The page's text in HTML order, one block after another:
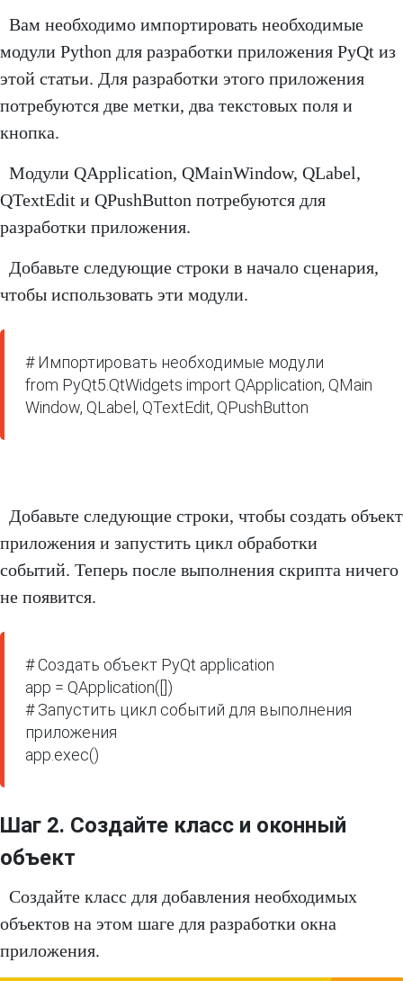
Вам необходимо импортировать необходимые
модули Python для разработки приложения PyQt из
этой статьи. Для разработки этого приложения
потребуются две метки, два текстовых поля и
кнопка.
Модули QApplication, QMainWindow, QLabel,
QTextEdit и QPushButton потребуются для
разработки приложения.
Добавьте следующие строки в начало сценария,
чтобы использовать эти модули.
# Импортировать необходимые модули
from PyQt5.QtWidgets import QApplication, QMain
Window, QLabel, QTextEdit, QPushButton
Добавьте следующие строки, чтобы создать объект
приложения и запустить цикл обработки
событий. Теперь после выполнения скрипта ничего
не появится.
# Создать объект PyQt application
app = QApplication([])
# Запустить цикл событий для выполнения
приложения
app.exec()
Шаг 2. Создайте класс и оконный
объект
Создайте класс для добавления необходимых
объектов на этом шаге для разработки окна
приложения.